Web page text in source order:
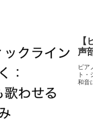
声
ピア
ト
和音